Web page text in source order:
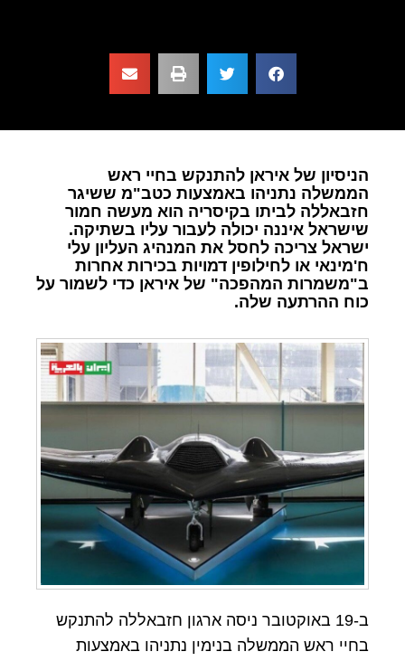
הניסיון של איראן להתנקש בחיי ראש
הממשלה נתניהו באמצעות כטב"מ ששיגר
חזבאללה לביתו בקיסריה הוא מעשה חמור
שישראל איננה יכולה לעבור עליו בשתיקה.
ישראל צריכה לחסל את המנהיג העליון עלי
ח'מינאי או לחילופין דמויות בכירות אחרות
ב"משמרות המהפכה" של איראן כדי לשמור על
כוח ההרתעה שלה.
ב-19 באוקטובר ניסה ארגון חזבאללה להתנקש
בחיי ראש הממשלה בנימין נתניהו באמצעות